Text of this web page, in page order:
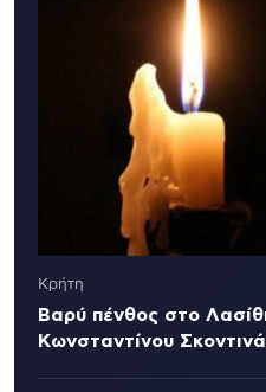
Κρήτη
Βαρύ πένθος στο
Κωνσταντίνου